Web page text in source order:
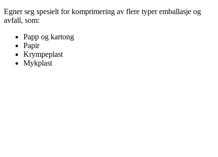
Egner seg spesielt for komprimering av flere typer emballasje og
avfall, som:
Papp og kartong
Papir
Krympeplast
Mykplast